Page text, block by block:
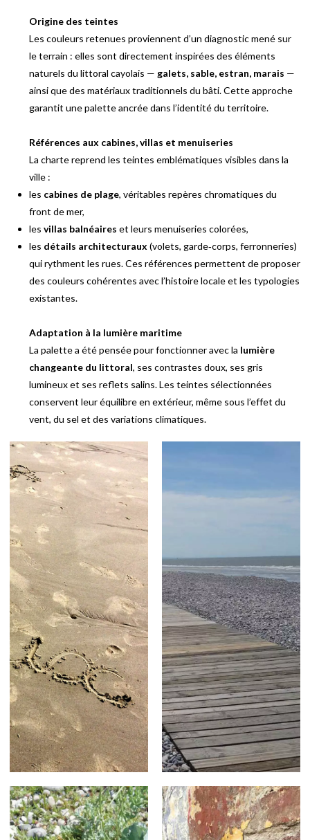
Origine des teintes
Les couleurs retenues proviennent d’un diagnostic mené sur
le terrain : elles sont directement inspirées des éléments
naturels du littoral cayolais — galets, sable, estran, marais —
ainsi que des matériaux traditionnels du bâti. Cette approche
garantit une palette ancrée dans l’identité du territoire.
Références aux cabines, villas et menuiseries
La charte reprend les teintes emblématiques visibles dans la
ville :
les cabines de plage, véritables repères chromatiques du
front de mer,
les villas balnéaires et leurs menuiseries colorées,
les détails architecturaux (volets, garde‑corps, ferronneries)
qui rythment les rues. Ces références permettent de proposer
des couleurs cohérentes avec l’histoire locale et les typologies
existantes.
Adaptation à la lumière maritime
La palette a été pensée pour fonctionner avec la lumière
changeante du littoral, ses contrastes doux, ses gris
lumineux et ses reflets salins. Les teintes sélectionnées
conservent leur équilibre en extérieur, même sous l’effet du
vent, du sel et des variations climatiques.